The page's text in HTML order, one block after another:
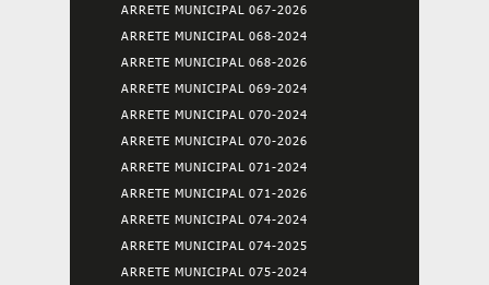
ARRETE MUNICIPAL 067-2026
ARRETE MUNICIPAL 068-2024
ARRETE MUNICIPAL 068-2026
ARRETE MUNICIPAL 069-2024
ARRETE MUNICIPAL 070-2024
ARRETE MUNICIPAL 070-2026
ARRETE MUNICIPAL 071-2024
ARRETE MUNICIPAL 071-2026
ARRETE MUNICIPAL 074-2024
ARRETE MUNICIPAL 074-2025
ARRETE MUNICIPAL 075-2024